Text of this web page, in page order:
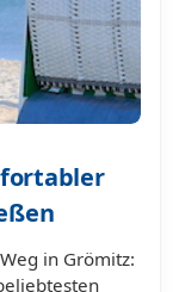
in Grömitz: